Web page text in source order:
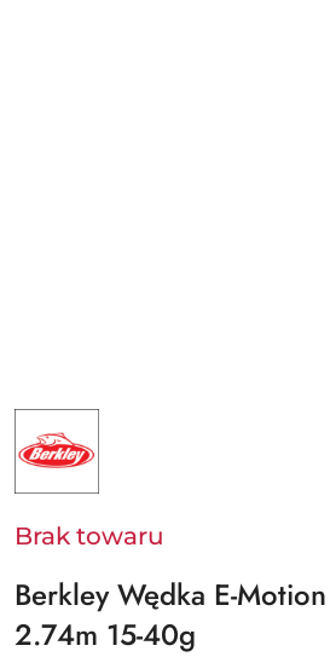
NAZWA
PRODUCENTA:
BERKLEY
FISHING
SAS
Brak towaru
Berkley Wędka E-
2.74m 15-40g